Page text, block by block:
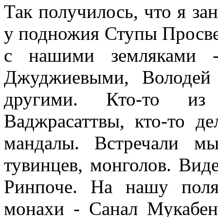
Так получилось, что я
у подножия Ступы
с нашими земляками
Джуджиевыми,
другими. Кто-то
Ваджрасаттвы, кто-то
мандалы. Встречали
тувинцев, монголов.
Ринпоче. На нашу
монахи - Санал